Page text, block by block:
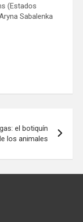
(Estados
Sabalenka
el botiquín
los animales